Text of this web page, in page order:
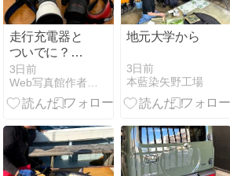
走行充電器と
ついでに？ポ
ータブル電源
も購入
3日前
Web写真館作者のブログ
地元大学から
3日前
本藍染矢野工場